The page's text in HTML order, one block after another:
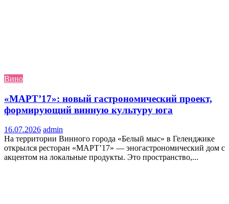
Вино
«МАРТ’17»: новый гастрономический проект,
формирующий винную культуру юга
16.07.2026 admin
На территории Винного города «Белый мыс» в Геленджике
открылся ресторан «МАРТ’17» — эногастрономический дом с
акцентом на локальные продукты. Это пространство,...